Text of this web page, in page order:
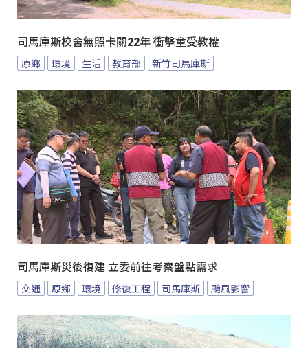
司馬庫斯校舍無照卡關22年 衝擊童受教權
原鄉 環境 生活 教育部 新竹司馬庫斯
司馬庫斯災後復建 立委前往考察盤點需求
交通 原鄉 環境 修復工程 司馬庫斯 颱風影響